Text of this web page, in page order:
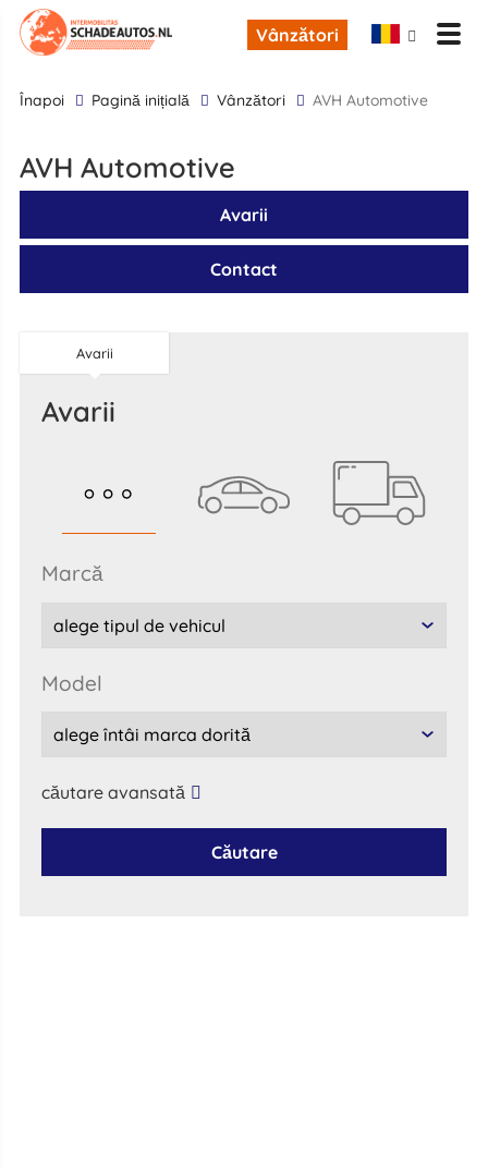
Vânzători
înapoi Pagină inițială Vânzători AVH Automotive
AVH Automotive
Avarii
Contact
Avarii
Avarii
marcă
model
căutare avansată
Căutare